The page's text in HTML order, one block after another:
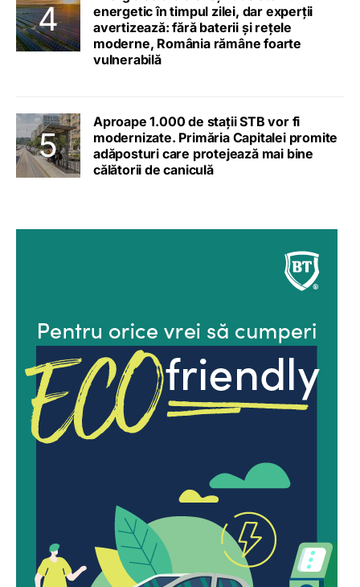
energetic în timpul zilei, dar experții
avertizează: fără baterii și rețele
moderne, România rămâne foarte
vulnerabilă
Aproape 1.000 de stații STB vor fi
modernizate. Primăria Capitalei promite
adăposturi care protejează mai bine
călătorii de caniculă